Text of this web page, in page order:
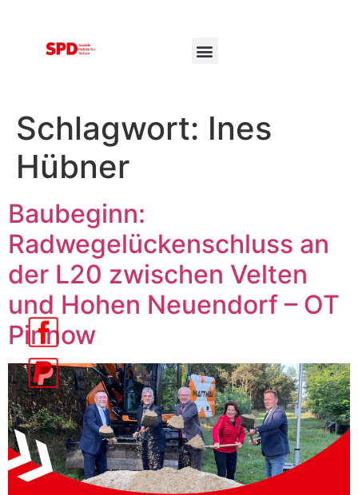
Schlagwort: Ines
Hübner
Baubeginn:
Radwegelückenschluss an
der L20 zwischen Velten
und Hohen Neuendorf – OT
Pinnow